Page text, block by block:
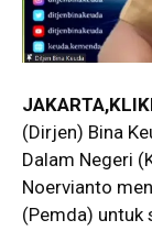
(Dirjen) Bina
Dalam Negeri
Noervianto
(Pemda) untuk